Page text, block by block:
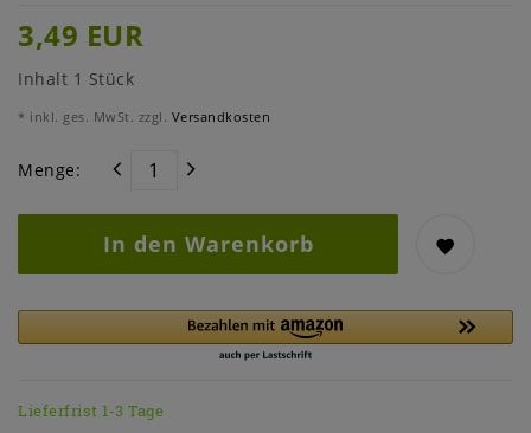
3,49 EUR
Inhalt 1 Stück
* inkl. ges. MwSt. zzgl. Versandkosten
Menge:
In den Warenkorb
Lieferfrist 1-3 Tage